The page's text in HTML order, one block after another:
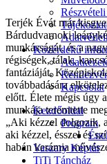
Közérdekű
Kapcsolat
Kezdőoldal
Program
Vaszary Képtár
TiTi Táncház
Terjék Évát már
Bárdudvarnoki
munkásságát, és a
régiségek, tálak,
fantáziáját.
továbbadására
előtt. Élete mégis úgy
munkája teremtette
„Aki kézzel dolgozik,
aki kézzel, ésszel és
habán kerámia